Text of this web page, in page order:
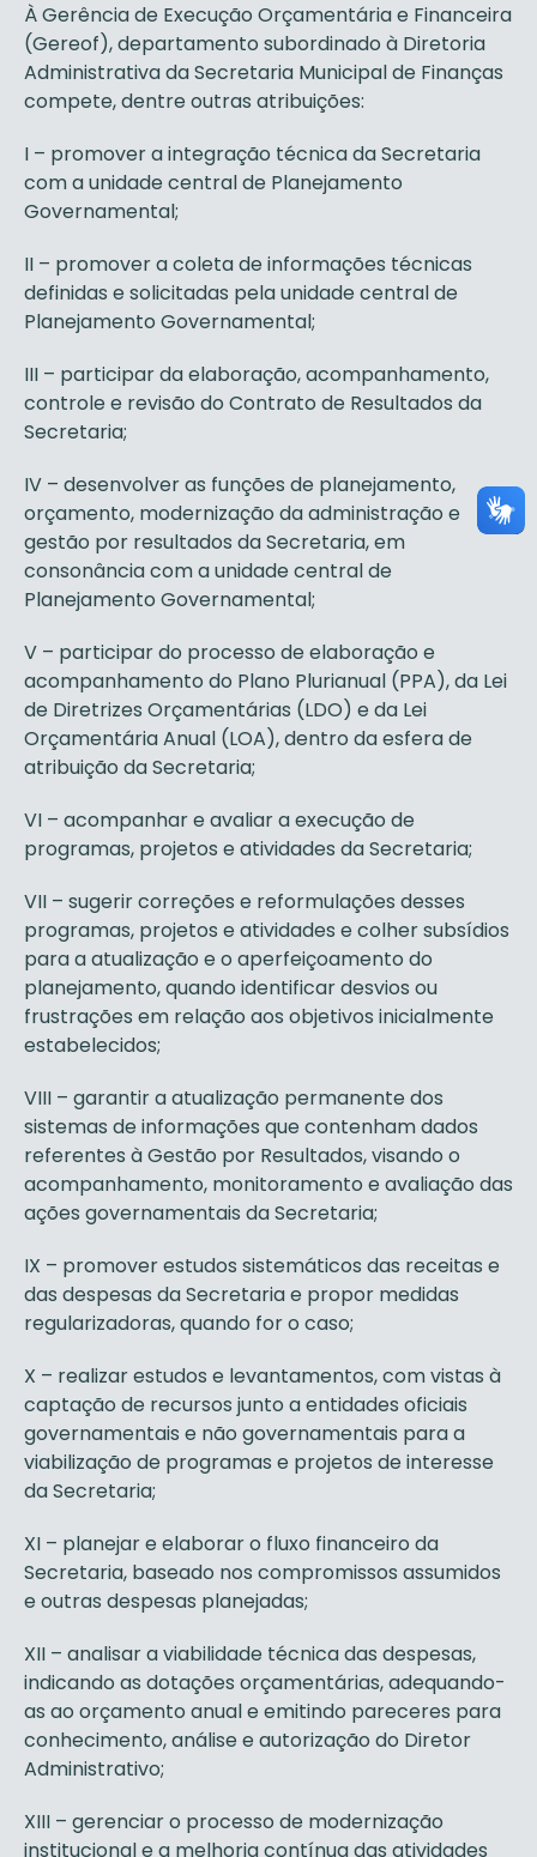
À Gerência de Execução Orçamentária e Financeira
(Gereof), departamento subordinado à Diretoria
Administrativa da Secretaria Municipal de Finanças
compete, dentre outras atribuições:
I – promover a integração técnica da Secretaria
com a unidade central de Planejamento
Governamental;
II – promover a coleta de informações técnicas
definidas e solicitadas pela unidade central de
Planejamento Governamental;
III – participar da elaboração, acompanhamento,
controle e revisão do Contrato de Resultados da
Secretaria;
IV – desenvolver as funções de planejamento,
orçamento, modernização da administração e
gestão por resultados da Secretaria, em
consonância com a unidade central de
Planejamento Governamental;
V – participar do processo de elaboração e
acompanhamento do Plano Plurianual (PPA), da Lei
de Diretrizes Orçamentárias (LDO) e da Lei
Orçamentária Anual (LOA), dentro da esfera de
atribuição da Secretaria;
VI – acompanhar e avaliar a execução de
programas, projetos e atividades da Secretaria;
VII – sugerir correções e reformulações desses
programas, projetos e atividades e colher subsídios
para a atualização e o aperfeiçoamento do
planejamento, quando identificar desvios ou
frustrações em relação aos objetivos inicialmente
estabelecidos;
VIII – garantir a atualização permanente dos
sistemas de informações que contenham dados
referentes à Gestão por Resultados, visando o
acompanhamento, monitoramento e avaliação das
ações governamentais da Secretaria;
IX – promover estudos sistemáticos das receitas e
das despesas da Secretaria e propor medidas
regularizadoras, quando for o caso;
X – realizar estudos e levantamentos, com vistas à
captação de recursos junto a entidades oficiais
governamentais e não governamentais para a
viabilização de programas e projetos de interesse
da Secretaria;
XI – planejar e elaborar o fluxo financeiro da
Secretaria, baseado nos compromissos assumidos
e outras despesas planejadas;
XII – analisar a viabilidade técnica das despesas,
indicando as dotações orçamentárias, adequando-
as ao orçamento anual e emitindo pareceres para
conhecimento, análise e autorização do Diretor
Administrativo;
XIII – gerenciar o processo de modernização
institucional e a melhoria contínua das atividades